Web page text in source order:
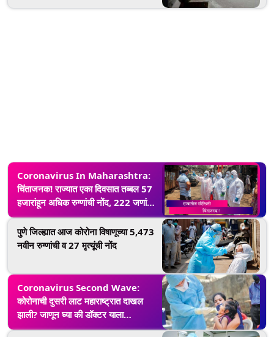
Coronavirus In Maharashtra:
चिंताजनक! राज्यात एका दिवसात तब्बल 57
हजारांहून अधिक रुग्णांची नोंद, 222 जणांचा
मृत्यु
पुणे जिल्ह्यात आज कोरोना विषाणूच्या 5,473
नवीन रुग्णांची व 27 मृत्यूंची नोंद
Coronavirus Second Wave:
कोरोनाची दुसरी लाट महाराष्ट्रात दाखल
झाली? जाणून घ्या की डॉक्टर याला
प्राणघातक का सांगत आहेत?